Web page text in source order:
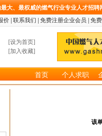
最大、最权威的燃气行业专业人才招
价 联系我们 免费注册企业会员 免
[设为首页]
[加入收藏]
首页 个人求职
该